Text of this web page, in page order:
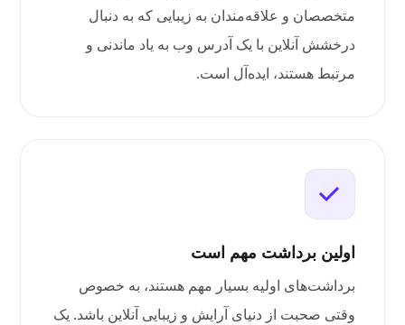
متخصصان و علاقه‌مندان به زیبایی که به دنبال
درخشش آنلاین با یک آدرس وب به یاد ماندنی و
مرتبط هستند، ایده‌آل است.
اولین برداشت مهم است
برداشت‌های اولیه بسیار مهم هستند، به خصوص
وقتی صحبت از دنیای آرایش و زیبایی آنلاین باشد. یک